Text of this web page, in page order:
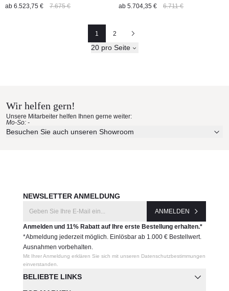
ab 6.523,75 € 7.675 €
ab 5.704,35 € 6.711 €
Seite
1
Seite
2
Nächste
20 pro Seite
Wir helfen gern!
Unsere Mitarbeiter helfen Ihnen gerne weiter:
Mo-So: -
Besuchen Sie auch unseren Showroom
BELIEBTE LINKS
NEWSLETTER ANMELDUNG
ANMELDEN
Anmelden und 11% Rabatt auf Ihre erste Bestellung erhalten.*
*Abmeldung jederzeit möglich. Einlösbar ab 1.000 € Bestellwert.
Ausnahmen vorbehalten.
Mit Ihrer Anmeldung erklären Sie sich mit unseren Datenschutzbestimmungen
einverstanden.